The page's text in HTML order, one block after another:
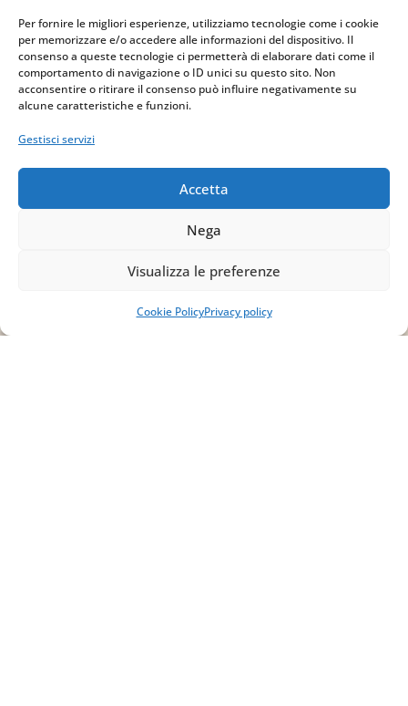
Per fornire le migliori esperienze, utilizziamo tecnologie come i cookie
per memorizzare e/o accedere alle informazioni del dispositivo. Il
consenso a queste tecnologie ci permetterà di elaborare dati come il
comportamento di navigazione o ID unici su questo sito. Non
acconsentire o ritirare il consenso può influire negativamente su
alcune caratteristiche e funzioni.
Gestisci servizi
Accetta
Nega
Visualizza le preferenze
Cookie PolicyPrivacy policy
Indirizzo
via Sant’Alessio, 5
Email
info@studiopizzano.it